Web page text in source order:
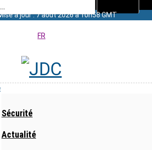
à jour : 7 août 2026 à 10h58 GMT
FR
Sécurité
Actualité